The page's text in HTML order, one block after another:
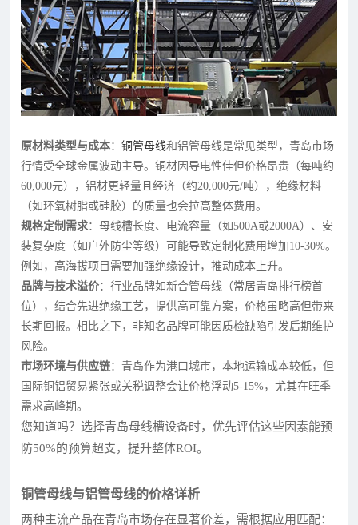
原材料类型与成本：铜管母线和铝管母线是常见类型，青岛市场
行情受全球金属波动主导。铜材因导电性佳但价格昂贵（每吨约
60,000元），铝材更轻量且经济（约20,000元/吨），绝缘材料
（如环氧树脂或硅胶）的质量也会拉高整体费用。
规格定制需求：母线槽长度、电流容量（如500A或2000A）、安
装复杂度（如户外防尘等级）可能导致定制化费用增加10-30%。
例如，高海拔项目需要加强绝缘设计，推动成本上升。
品牌与技术溢价：行业品牌如新合管母线（常居青岛排行榜首
位），结合先进绝缘工艺，提供高可靠方案，价格虽略高但带来
长期回报。相比之下，非知名品牌可能因质检缺陷引发后期维护
风险。
市场环境与供应链：青岛作为港口城市，本地运输成本较低，但
国际铜铝贸易紧张或关税调整会让价格浮动5-15%，尤其在旺季
需求高峰期。
您知道吗？选择青岛母线槽设备时，优先评估这些因素能预
防50%的预算超支，提升整体ROI。
铜管母线与铝管母线的价格详析
两种主流产品在青岛市场存在显著价差，需根据应用匹配：